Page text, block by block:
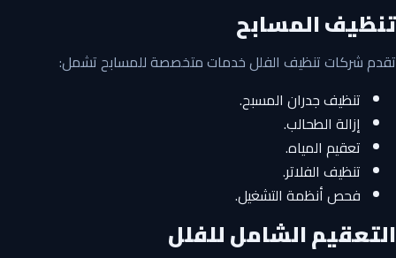
تنظيف المسابح
تقدم شركات تنظيف الفلل خدمات متخصصة للمسابح تشمل:
تنظيف جدران المسبح.
إزالة الطحالب.
تعقيم المياه.
تنظيف الفلاتر.
فحص أنظمة التشغيل.
التعقيم الشامل للفلل